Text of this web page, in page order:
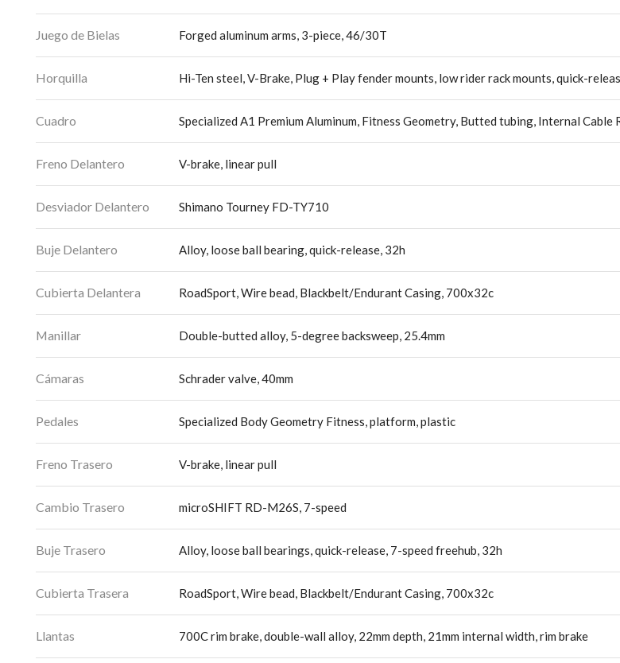
Juego de Bielas Forged aluminum arms, 3-piece, 46/30T
Horquilla Hi-Ten steel, V-Brake, Plug + Play fender mounts, low rider rack mounts, quick-
Cuadro Specialized A1 Premium Aluminum, Fitness Geometry, Butted tubing, Internal
Freno Delantero V-brake, linear pull
Desviador Delantero Shimano Tourney FD-TY710
Buje Delantero Alloy, loose ball bearing, quick-release, 32h
Cubierta Delantera RoadSport, Wire bead, Blackbelt/Endurant Casing, 700x32c
Manillar Double-butted alloy, 5-degree backsweep, 25.4mm
Cámaras Schrader valve, 40mm
Pedales Specialized Body Geometry Fitness, platform, plastic
Freno Trasero V-brake, linear pull
Cambio Trasero microSHIFT RD-M26S, 7-speed
Buje Trasero Alloy, loose ball bearings, quick-release, 7-speed freehub, 32h
Cubierta Trasera RoadSport, Wire bead, Blackbelt/Endurant Casing, 700x32c
Llantas 700C rim brake, double-wall alloy, 22mm depth, 21mm internal width, rim brake